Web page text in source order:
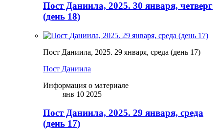
Пост Даниила, 2025. 30 января, четверг
(день 18)
Пост Даниила, 2025. 29 января, среда (день 17)
Пост Даниила
Информация о материале
янв 10 2025
Пост Даниила, 2025. 29 января, среда
(день 17)